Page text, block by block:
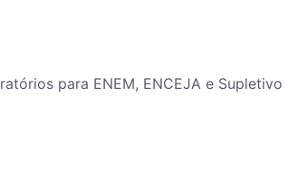
para ENEM, ENCEJA e